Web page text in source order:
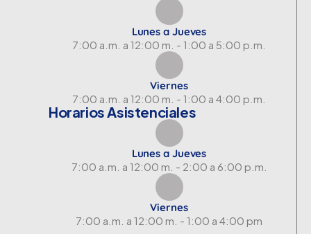
Lunes a Jueves
7:00 a.m. a 12:00 m. - 1:00 a 5:00 p.m.
Viernes
7:00 a.m. a 12:00 m. - 1:00 a 4:00 p.m.
Horarios Asistenciales
Lunes a Jueves
7:00 a.m. a 12:00 m. - 2:00 a 6:00 p.m.
Viernes
7:00 a.m. a 12:00 m. - 1:00 a 4:00 pm